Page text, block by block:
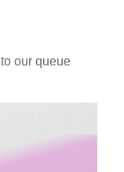
our queue